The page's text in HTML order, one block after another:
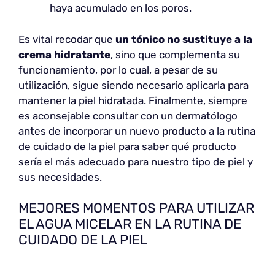
haya acumulado en los poros.
Es vital recodar que un tónico no sustituye a la
crema hidratante, sino que complementa su
funcionamiento, por lo cual, a pesar de su
utilización, sigue siendo necesario aplicarla para
mantener la piel hidratada. Finalmente, siempre
es aconsejable consultar con un dermatólogo
antes de incorporar un nuevo producto a la rutina
de cuidado de la piel para saber qué producto
sería el más adecuado para nuestro tipo de piel y
sus necesidades.
MEJORES MOMENTOS PARA UTILIZAR
EL AGUA MICELAR EN LA RUTINA DE
CUIDADO DE LA PIEL